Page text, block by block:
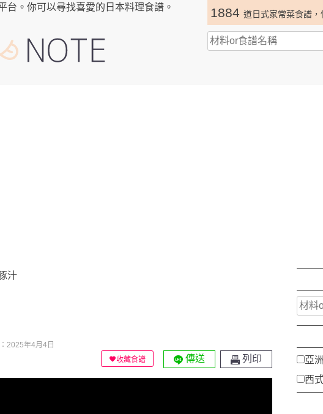
台。你可以尋找喜愛的日本料理食譜。 1884 道日式家常菜食譜，
汁
2025年4月4日
收藏食譜
傳送 列印
亞
西